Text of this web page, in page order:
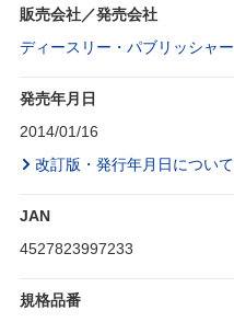
販売会社／発売会社
ディースリー・パブリッシャー
発売年月日
2014/01/16
改訂版・発行年月日について
JAN
4527823997233
規格品番